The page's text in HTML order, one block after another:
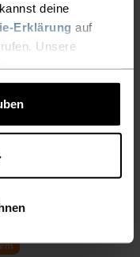
deine
Erklärung auf
Unsere
Windproof
CHF 100.00
Waterproof